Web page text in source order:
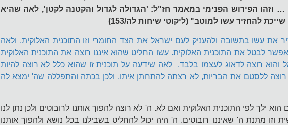
וזהו הפירוש הפנימי במאמר חז"ל: 'הגדולה לגדול והקטנה לקטן', לאה שהיא
להחזיר עשו למוטב" (ליקוטי שיחות לה/153)
את עשו בתשובה ולהעניק לעם ישראל את הצד החומרי וזו התוכנית האלוקית. ולאה
לבטל את התוכנית האלוקית. עשו החליט שהוא איננו רוצה את התוכנית האלוקית
והוא רוצה לדאוג לעצמו בלבד. לאה שידעה על תוכנית זו שהוא כלל לא רוצה להיות
ללסטם את הבריות, לא רצתה להתחתן איתו, ולכן בכתה והתפללה שה' ימצא לה
ילך לפי התוכנית האלוקית ואם לא. ה' לא רוצה להפוך אותנו לרובוטים ולכן נתן לנו
וזו מתנת ה' שאיננו רובוטים. ה' היה יכול להחליט בשבילנו בכל נושא ולהפוך אותנו